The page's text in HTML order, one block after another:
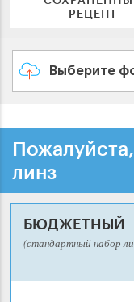
РЕЦЕПТ
Выберите
линз
БЮДЖЕТНЫЙ
(стандартный набор